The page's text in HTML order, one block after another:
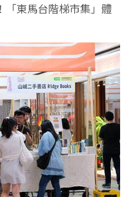
「東馬台階梯市集」體